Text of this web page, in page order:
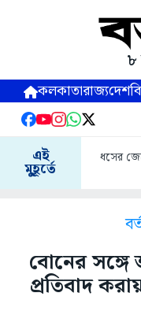
কলকাতারাজ্যদেশ
এই
মুহূর্তে
ধসের
বোনের
প্রতিবাদ